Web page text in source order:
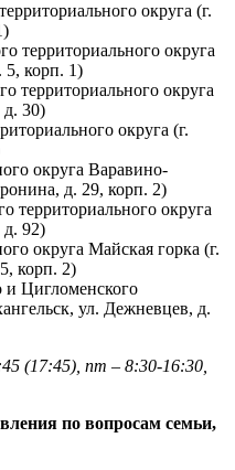
округа (г.
территориального округа
5, корп. 1)
территориального округа
д. 30)
округа (г.
округа Варавино-
д. 29, корп. 2)
территориального округа
д. 92)
округа Майская горка (г.
корп. 2)
и Цигломенского
ул. Дежневцев, д.
(17:45), пт – 8:30-16:30,
по вопросам семьи,